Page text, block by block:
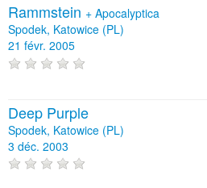
Rammstein + Apocalyptica
Spodek, Katowice (PL)
21 févr. 2005
Deep Purple
Spodek, Katowice (PL)
3 déc. 2003